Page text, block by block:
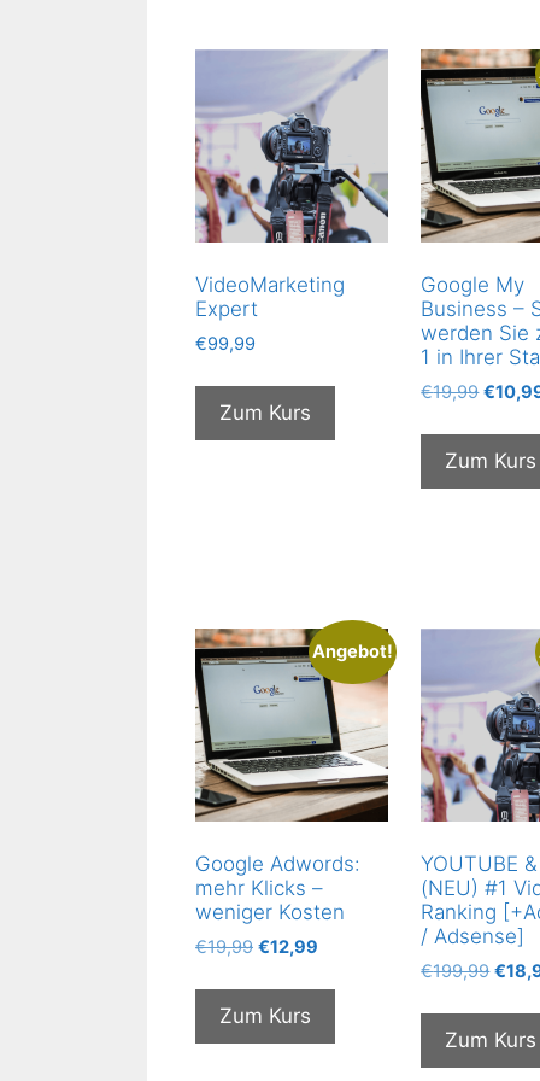
VideoMarketing
Expert
€99,99
Zum Kurs
Google My
Business –
werden Sie
1 in Ihrer
€19,99
war:
€19,99
€
Zum Kurs
Angebot!
Google Adwords:
mehr Klicks –
weniger Kosten
€19,99 Ursprünglicher
war:
€19,99
€12,99
ist:
Zum Kurs
YOUTUBE
(NEU) #1
Ranking
/ Adsense]
€199,99
war:
€
Zum Kurs